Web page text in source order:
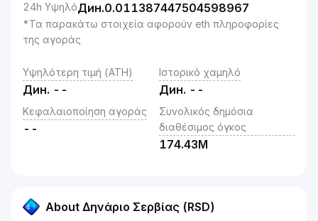
24h ΥψηλόДин.0.011387447504598967
*Τα παρακάτω στοιχεία αφορούν eth πληροφορίες
της αγοράς
Υψηλότερη τιμή (ATH)
Дин. --
Ιστορικό χαμηλό
Дин. --
Κεφαλαιοποίηση αγοράς
--
Συνολικός δημόσια
διαθέσιμος όγκος
174.43M
About Δηνάριο Σερβίας (RSD)